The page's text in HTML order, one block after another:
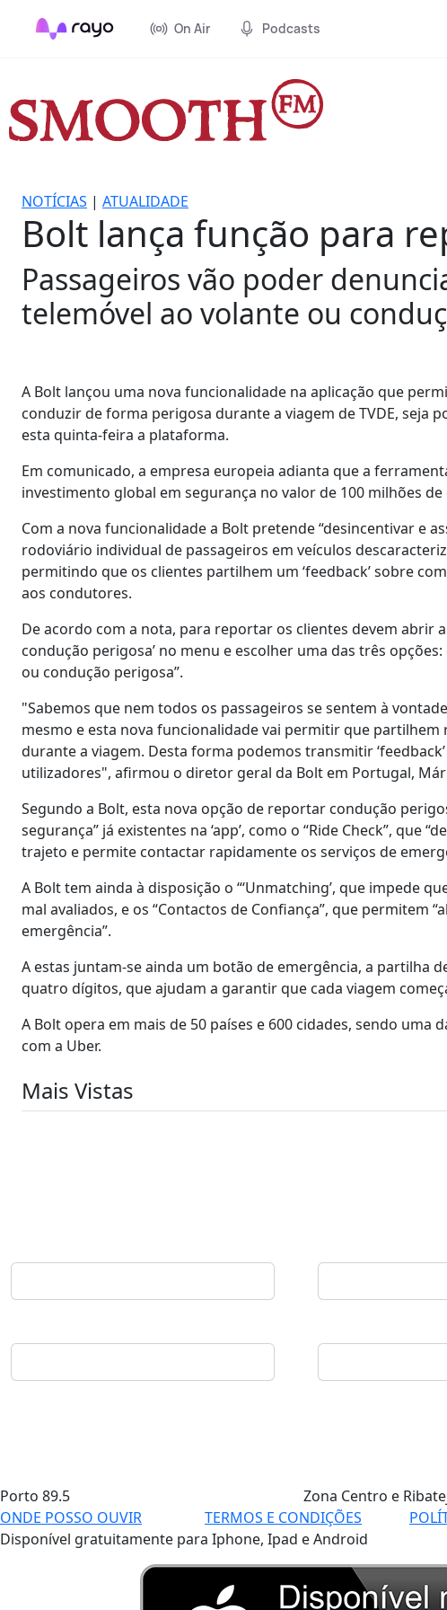
On Air Podcasts
NOTÍCIAS | ATUALIDADE
Bolt lança função para
Passageiros vão poder
telemóvel ao volante ou
A Bolt lançou uma nova funcionalidade na aplicação que
conduzir de forma perigosa durante a viagem de TVDE, seja
esta quinta-feira a plataforma.
Em comunicado, a empresa europeia adianta que a
investimento global em segurança no valor de 100 milhões de
Com a nova funcionalidade a Bolt pretende “desincentivar e
rodoviário individual de passageiros em veículos
permitindo que os clientes partilhem um ‘feedback’ sobre
aos condutores.
De acordo com a nota, para reportar os clientes devem abrir
condução perigosa’ no menu e escolher uma das três
ou condução perigosa”.
"Sabemos que nem todos os passageiros se sentem à
mesmo e esta nova funcionalidade vai permitir que
durante a viagem. Desta forma podemos transmitir
utilizadores", afirmou o diretor geral da Bolt em Portugal,
Segundo a Bolt, esta nova opção de reportar condução
segurança” já existentes na ‘app’, como o “Ride Check”,
trajeto e permite contactar rapidamente os serviços de
A Bolt tem ainda à disposição o “‘Unmatching’, que impede
mal avaliados, e os “Contactos de Confiança”, que
emergência”.
A estas juntam-se ainda um botão de emergência, a partilha
quatro dígitos, que ajudam a garantir que cada viagem
A Bolt opera em mais de 50 países e 600 cidades, sendo
com a Uber.
Mais Vistas
Porto 89.5 Zona Centro e
ONDE POSSO OUVIR
TERMOS E CONDIÇÕES
Disponível gratuitamente para Iphone, Ipad e Android